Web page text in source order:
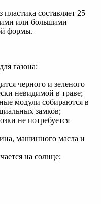
составляет 25
или большими
формы.
газона:
черного и зеленого
невидимой в траве;
модули собираются в
замков;
не потребуется
машинного масла и
на солнце;